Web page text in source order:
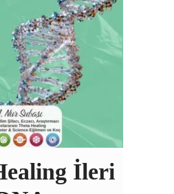
İleri